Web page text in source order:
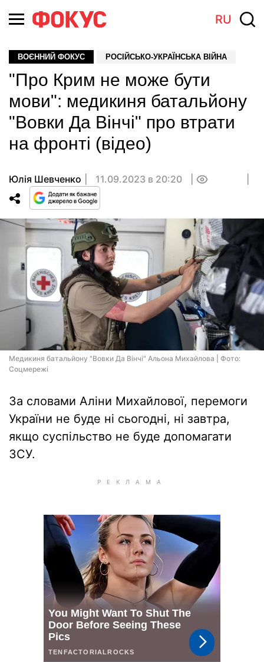
RU
ВОЄННИЙ ФОКУС РОСІЙСЬКО-УКРАЇНСЬКА ВІЙНА
"Про Крим не може бути
мови": медикиня батальйону
"Вовки Да Вінчі" про втрати
на фронті (відео)
Юлія Шевченко 11.09.2023 в 20:20
Медикиня батальйону "Вовки Да Вінчі" Альона Михайлова | Фото:
Соцмережi
За словами Аліни Михайлової, перемоги
України не буде ні сьогодні, ні завтра,
якщо суспільство не буде допомагати
ЗСУ.